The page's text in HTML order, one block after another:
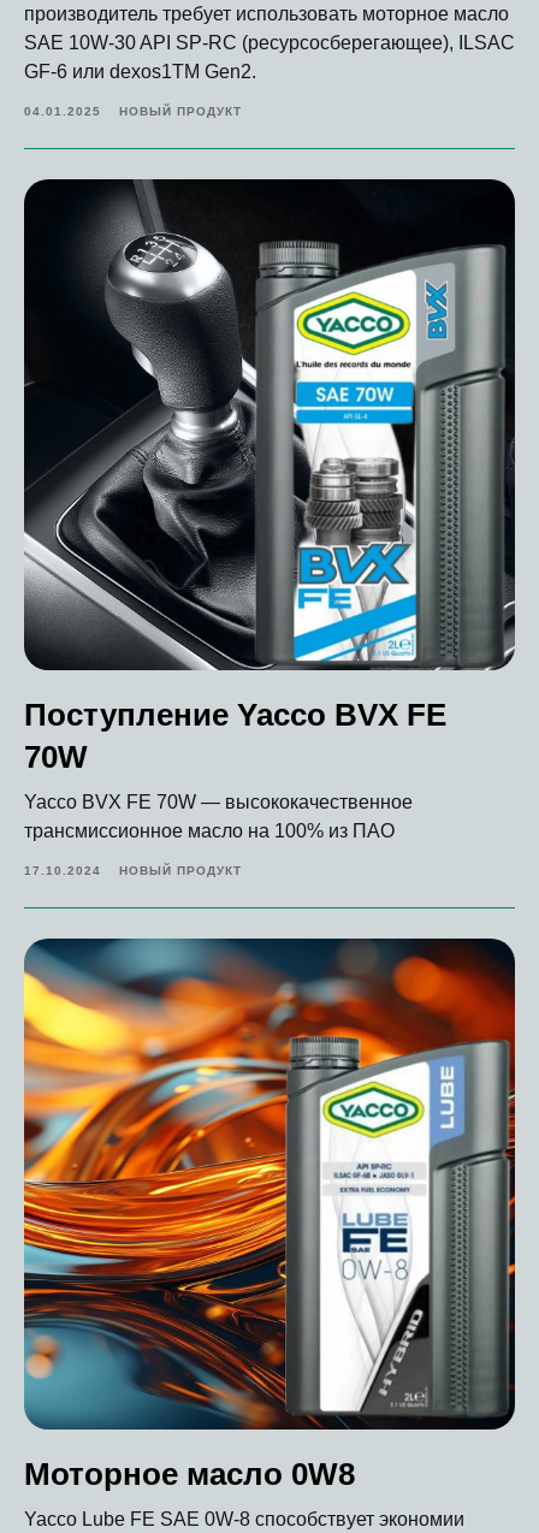
производитель требует использовать моторное масло
SAE 10W-30 API SP-RC (ресурсосберегающее), ILSAC
GF-6 или dexos1TM Gen2.
04.01.2025 НОВЫЙ ПРОДУКТ
Поступление Yacco BVX FE
70W
Yacco BVX FE 70W — высококачественное
трансмиссионное масло на 100% из ПАО
17.10.2024 НОВЫЙ ПРОДУКТ
Моторное масло 0W8
Yacco Lube FE SAE 0W-8 способствует экономии